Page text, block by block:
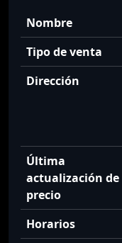
Nombre
Tipo de venta
Dirección
Última
actualización de
precio
Horarios